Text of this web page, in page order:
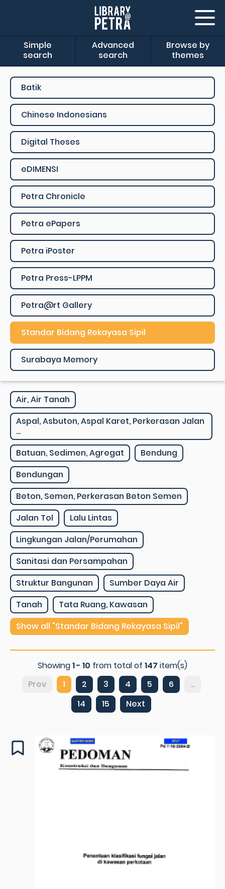
Simple
search
Advanced
search
Browse by
themes
Batik
Chinese Indonesians
Digital Theses
eDIMENSI
Petra Chronicle
Petra ePapers
Petra iPoster
Petra Press-LPPM
Petra@rt Gallery
Standar Bidang Rekayasa Sipil
Surabaya Memory
Air, Air Tanah
Aspal, Asbuton, Aspal Karet, Perkerasan Jalan
...
Batuan, Sedimen, Agregat
Bendung
Bendungan
Beton, Semen, Perkerasan Beton Semen
Jalan Tol
Lalu Lintas
Lingkungan Jalan/Perumahan
Sanitasi dan Persampahan
Struktur Bangunan
Sumber Daya Air
Tanah
Tata Ruang, Kawasan
Show all "Standar Bidang Rekayasa Sipil"
Showing1 - 10 from total of 147 item(s)
Prev
1 2 3 4 5 6
...
14
15 Next